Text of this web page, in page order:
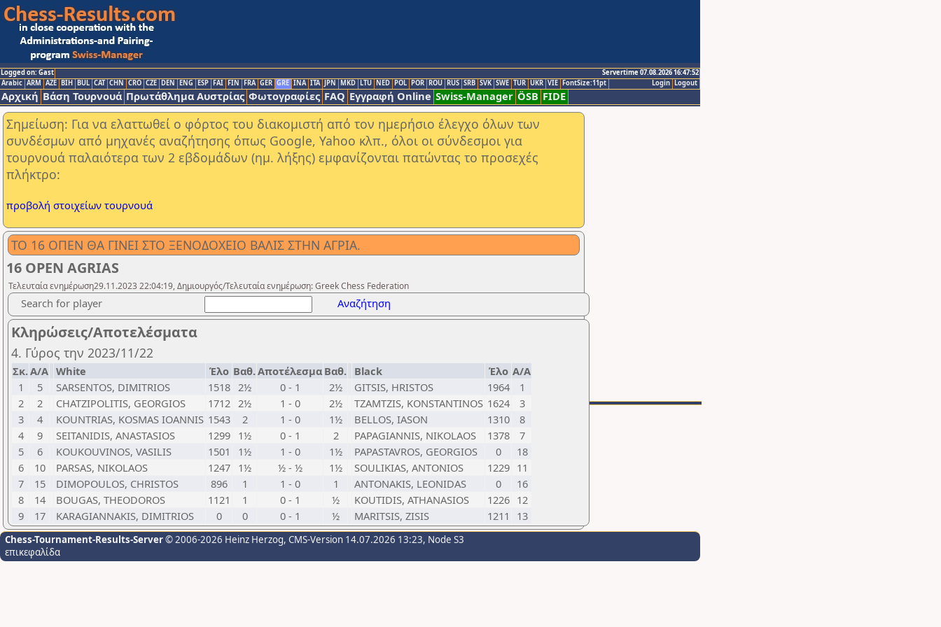
Logged on: Gast
Servertime 07.08.2026 16:47:52
Logout
Login
Arabic ARM AZE BIH BUL CAT CHN CRO CZE DEN ENG ESP FAI FIN FRA GER GRE INA ITA JPN MKD LTU NED POL POR ROU RUS SRB SVK SWE TUR UKR VIE FontSize:11pt
Αρχική Βάση Τουρνουά Πρωτάθλημα Αυστρίας Φωτογραφίες FAQ Εγγραφή Online Swiss-Manager ÖSB FIDE
Σημείωση: Για να ελαττωθεί ο φόρτος του διακομιστή από τον ημερήσιο έλεγχο όλων των
συνδέσμων από μηχανές αναζήτησης όπως Google, Yahoo κλπ., όλοι οι σύνδεσμοι για
τουρνουά παλαιότερα των 2 εβδομάδων (ημ. λήξης) εμφανίζονται πατώντας το προσεχές
πλήκτρο:
προβολή στοιχείων τουρνουά
ΤΟ 16 ΟΠΕΝ ΘΑ ΓΙΝΕΙ ΣΤΟ ΞΕΝΟΔΟΧΕΙΟ ΒΑΛΙΣ ΣΤΗΝ ΑΓΡΙΑ.
16 OPEN AGRIAS
Τελευταία ενημέρωση29.11.2023 22:04:19, Δημιουργός/Τελευταία ενημέρωση: Greek Chess Federation
Search for player Αναζήτηση
Κληρώσεις/Αποτελέσματα
4. Γύρος την 2023/11/22
Σκ.Α/Α White Έλο Βαθ.Αποτέλεσμα Βαθ. Black Έλο Α/Α
1
5 SARSENTOS, DIMITRIOS 1518 2½ 0 - 1 2½ GITSIS, HRISTOS 1964
1
2
2 CHATZIPOLITIS, GEORGIOS 1712 2½ 1 - 0 2½ TZAMTZIS, KONSTANTINOS 1624
3
3
4 KOUNTRIAS, KOSMAS IOANNIS 1543 2 1 - 0 1½ BELLOS, IASON 1310
8
4
9 SEITANIDIS, ANASTASIOS 1299 1½ 0 - 1 2 PAPAGIANNIS, NIKOLAOS 1378
7
5
6 KOUKOUVINOS, VASILIS 1501 1½ 1 - 0 1½ PAPASTAVROS, GEORGIOS 0
18
6
10 PARSAS, NIKOLAOS 1247 1½ ½ - ½ 1½ SOULIKIAS, ANTONIOS 1229 11
7
15 DIMOPOULOS, CHRISTOS 896 1 1 - 0 1 ANTONAKIS, LEONIDAS 0
16
8
14 BOUGAS, THEODOROS 1121 1 0 - 1 ½ KOUTIDIS, ATHANASIOS 1226 12
9
17 KARAGIANNAKIS, DIMITRIOS 0 0 0 - 1 ½ MARITSIS, ZISIS 1211 13
Chess-Tournament-Results-Server© 2006-2026 Heinz Herzog, CMS-Version 14.07.2026 13:23, Node S3
επικεφαλίδα